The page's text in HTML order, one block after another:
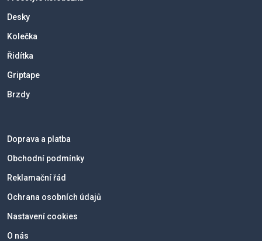
Desky
Kolečka
Řidítka
Griptape
Brzdy
Doprava a platba
Obchodní podmínky
Reklamační řád
Ochrana osobních údajů
Nastavení cookies
O nás